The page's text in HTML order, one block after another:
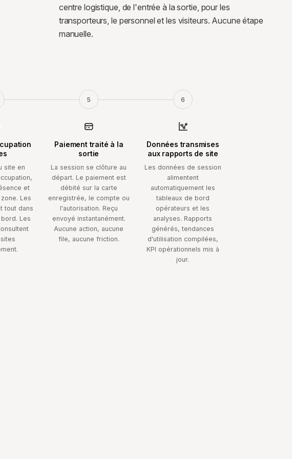
centre logistique, de l'entrée à la sortie, pour les
transporteurs, le personnel et les visiteurs. Aucune étape
manuelle.
site en
et
Les
tout dans
Les
5
Paiement traité à la
sortie
La session se clôture au
départ. Le paiement est
débité sur la carte
enregistrée, le compte ou
l'autorisation. Reçu
envoyé instantanément.
Aucune action, aucune
file, aucune friction.
6
Données transmises
aux rapports de site
Les données de session
alimentent
automatiquement les
tableaux de bord
opérateurs et les
analyses. Rapports
générés, tendances
d'utilisation compilées,
KPI opérationnels mis à
jour.